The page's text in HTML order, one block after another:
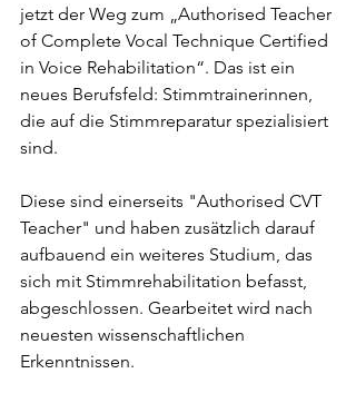
jetzt der Weg zum „Authorised Teacher
of Complete Vocal Technique Certified
in Voice Rehabilitation“. Das ist ein
neues Berufsfeld: Stimmtrainerinnen,
die auf die Stimmreparatur spezialisiert
sind.
Diese sind einerseits "Authorised CVT
Teacher" und haben zusätzlich darauf
aufbauend ein weiteres Studium, das
sich mit Stimmrehabilitation befasst,
abgeschlossen. Gearbeitet wird nach
neuesten wissenschaftlichen
Erkenntnissen.